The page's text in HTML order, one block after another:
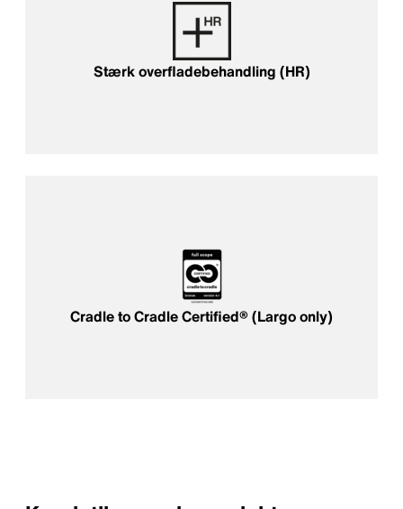
Stærk overfladebehandling (HR)
Cradle to Cradle Certified® (Largo only)